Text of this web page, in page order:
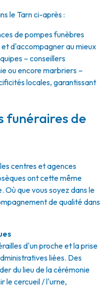
le Tarn ci-après :
de pompes funèbres
d'accompagner au mieux
– conseillers
ou encore marbriers –
locales, garantissant
funéraires de
centres et agences
ont cette même
que vous soyez dans le
de qualité dans
d'un proche et la prise
liées. Des
du lieu de la cérémonie
le cercueil / l'urne,